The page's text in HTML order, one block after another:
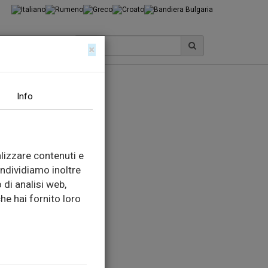
×
Info
contenuti e
inoltre
analisi web,
hai fornito loro